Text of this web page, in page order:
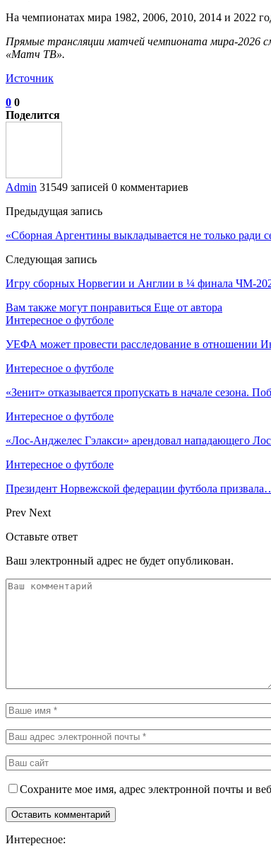
На чемпионатах мира 1982, 2006, 2010, 2014 и 2022
Прямые трансляции матчей чемпионата
«Матч ТВ».
Источник
0 0
Поделится
Admin 31549 записей 0 комментариев
Предыдущая запись
«Сборная Аргентины выкладывается не только
Следующая запись
Игру сборных Норвегии и Англии в ¼ финала ЧМ-
Вам также могут понравиться Еще от автора
Интересное о футболе
УЕФА может провести расследование в отношении
Интересное о футболе
«Зенит» отказывается пропускать в начале сезона.
Интересное о футболе
«Лос‑Анджелес Гэлакси» арендовал нападающего
Интересное о футболе
Президент Норвежской федерации футбола
Prev Next
Оставьте ответ
Ваш электронный адрес не будет опубликован.
Сохраните мое имя, адрес электронной почты и
Интересное: